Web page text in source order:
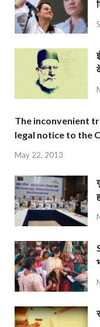
The inconvenient
legal notice to the
May 22, 2013